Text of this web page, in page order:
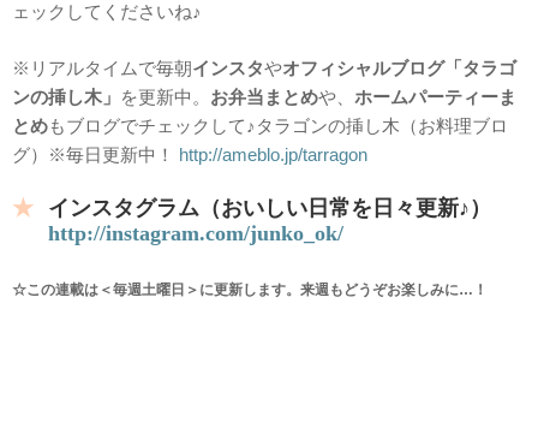
ェックしてくださいね♪
※リアルタイムで毎朝インスタやオフィシャルブログ「タラゴ
ンの挿し木」 を更新中。 お弁当まとめや、 ホームパーティーま
とめもブログでチェックして♪タラゴンの挿し木（お料理ブロ
グ）※毎日更新中！ http://ameblo.jp/tarragon
インスタグラム（おいしい日常を日々更新♪）
http://instagram.com/junko_ok/
☆この連載は＜毎週土曜日＞に更新します。来週もどうぞお楽しみに…！